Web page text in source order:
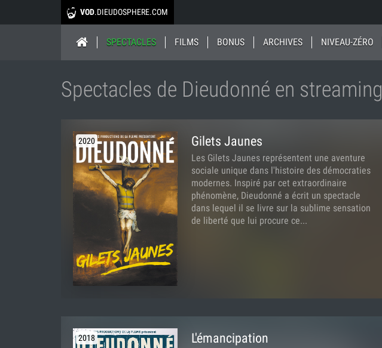
VOD.DIEUDOSPHERE.COM
SPECTACLES FILMS BONUS ARCHIVES NIVEAU-ZÉRO
Spectacles de Dieudonné en streaming
2020 Gilets Jaunes
Les Gilets Jaunes représentent une aventure
sociale unique dans l'histoire des démocraties
modernes. Inspiré par cet extraordinaire
phénomène, Dieudonné a écrit un spectacle
dans lequel il se livre sur la sublime sensation
de liberté que lui procure ce...
2018 L'émancipation